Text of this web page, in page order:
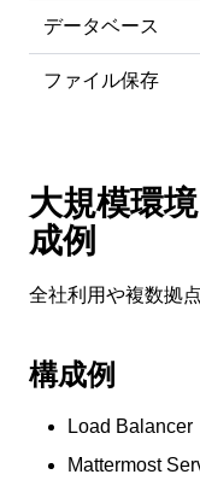
データベース
ファイル保存
大規模環
成例
全社利用や複数拠
構成例
Load Balancer
Mattermost